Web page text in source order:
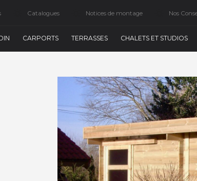
CARPORTS TERRASSES CHALETS ET STUDIOS
Catalogues Notices de montage Nos